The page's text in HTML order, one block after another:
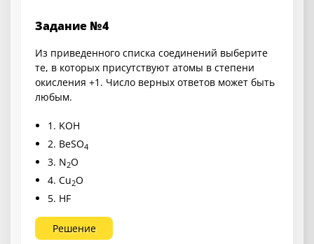
Задание №4
Из приведенного списка соединений выберите
те, в которых присутствуют атомы в степени
окисления +1. Число верных ответов может быть
любым.
1. KOH
2. BeSO4
3. N2O
4. Cu2O
5. HF
Решение